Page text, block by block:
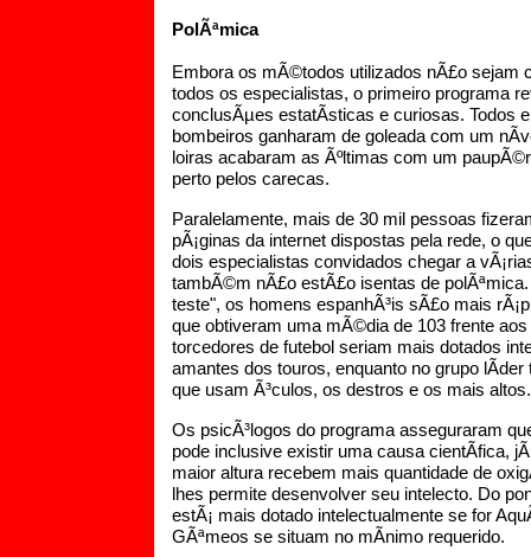
PolÃªmica
Embora os mÃ©todos utilizados nÃ£o sejam
todos os especialistas, o primeiro programa
conclusÃµes estatÃ­sticas e curiosas. Todos
bombeiros ganharam de goleada com um
loiras acabaram as Ãºltimas com um
perto pelos carecas.
Paralelamente, mais de 30 mil pessoas
pÃ¡ginas da internet dispostas pela rede, o
dois especialistas convidados chegar a
tambÃ©m nÃ£o estÃ£o isentas de
teste", os homens espanhÃ³is sÃ£o mais
que obtiveram uma mÃ©dia de 103 frente
torcedores de futebol seriam mais dotados
amantes dos touros, enquanto no grupo
que usam Ã³culos, os destros e os mais altos.
Os psicÃ³logos do programa asseguraram
pode inclusive existir uma causa cientÃ­fica,
maior altura recebem mais quantidade de
lhes permite desenvolver seu intelecto. Do
estÃ¡ mais dotado intelectualmente se for
GÃªmeos se situam no mÃ­nimo requerido.